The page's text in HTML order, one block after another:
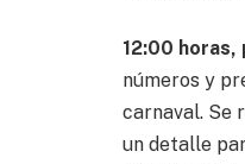
12:00 horas,
números y
carnaval. Se
un detalle